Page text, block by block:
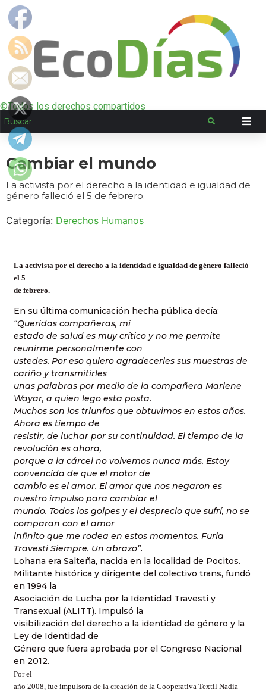
©Todos los derechos compartidos
Cambiar el mundo
La activista por el derecho a la identidad e igualdad de
género falleció el 5 de febrero.
Categoría: Derechos Humanos
La activista por el derecho a la identidad e igualdad de género falleció
el 5
de febrero.
En su última comunicación hecha pública decía:
“Queridas compañeras, mi
estado de salud es muy crítico y no me permite
reunirme personalmente con
ustedes. Por eso quiero agradecerles sus muestras de
cariño y transmitirles
unas palabras por medio de la compañera Marlene
Wayar, a quien lego esta posta.
Muchos son los triunfos que obtuvimos en estos años.
Ahora es tiempo de
resistir, de luchar por su continuidad. El tiempo de la
revolución es ahora,
porque a la cárcel no volvemos nunca más. Estoy
convencida de que el motor de
cambio es el amor. El amor que nos negaron es
nuestro impulso para cambiar el
mundo. Todos los golpes y el desprecio que sufrí, no se
comparan con el amor
infinito que me rodea en estos momentos. Furia
Travesti Siempre. Un abrazo”.
Lohana era Salteña, nacida en la localidad de Pocitos.
Militante histórica y dirigente del colectivo trans, fundó
en 1994 la
Asociación de Lucha por la Identidad Travesti y
Transexual (ALITT). Impulsó la
visibilización del derecho a la identidad de género y la
Ley de Identidad de
Género que fuera aprobada por el Congreso Nacional
en 2012.
Por el
año 2008, fue impulsora de la creación de la Cooperativa Textil Nadia